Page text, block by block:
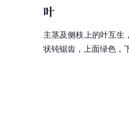
叶
主茎及侧枝上的叶互生
状钝锯齿，上面绿色，